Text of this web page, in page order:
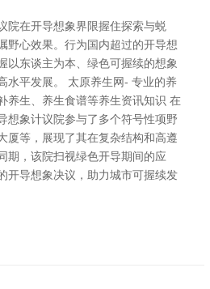
院在开导想象界限握住探索与蜕
野心效果。行为国内超过的开导想
以东谈主为本、绿色可握续的想象
水平发展。 太原养生网- 专业的养
养生、养生食谱等养生资讯知识 在
想象计议院参与了多个符号性项野
厦等，展现了其在复杂结构和高遵
期，该院扫视绿色开导期间的应
开导想象决议，助力城市可握续发